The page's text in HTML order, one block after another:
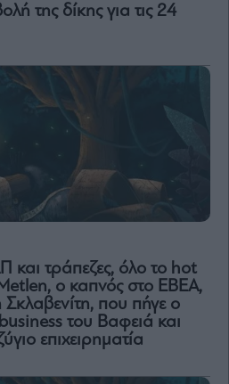
της δίκης για τις 24
και τράπεζες, όλο το hot
o καπνός στο ΕΒΕΑ,
που πήγε ο
του Βαφειά και
επιχειρηματία